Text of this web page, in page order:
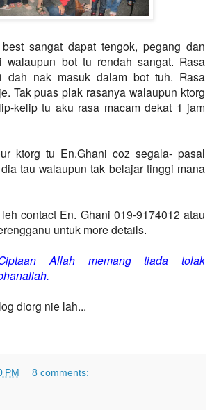
sangat dapat tengok, pegang dan
walaupun bot tu rendah sangat. Rasa
dah nak masuk dalam bot tuh. Rasa
Tak puas plak rasanya walaupun ktorg
kelip tu aku rasa macam dekat 1 jam
ktorg tu En.Ghani coz segala- pasal
tau walaupun tak belajar tinggi mana
contact En. Ghani 019-9174012 atau
untuk more details.
Allah memang tiada tolak
diorg nie lah...
PM 8 comments: